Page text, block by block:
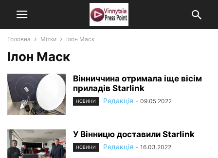
Головна Мітки Ілон Маск
Ілон Маск
Вінниччина отримала іще вісім
приладів Starlink
НОВИНИ Редакція - 09.05.2022
У Вінницю доставили Starlink
НОВИНИ Редакція - 16.03.2022